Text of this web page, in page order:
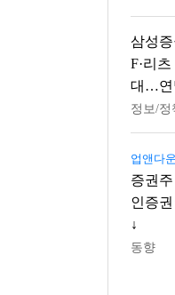
삼성
F·리
대…연
정보/정
업앤다운
증권
인증
↓
동향